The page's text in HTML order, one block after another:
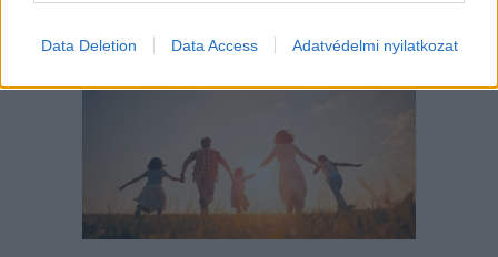
Data Deletion Data Access Adatvédelmi nyilatkozat
bővül a család